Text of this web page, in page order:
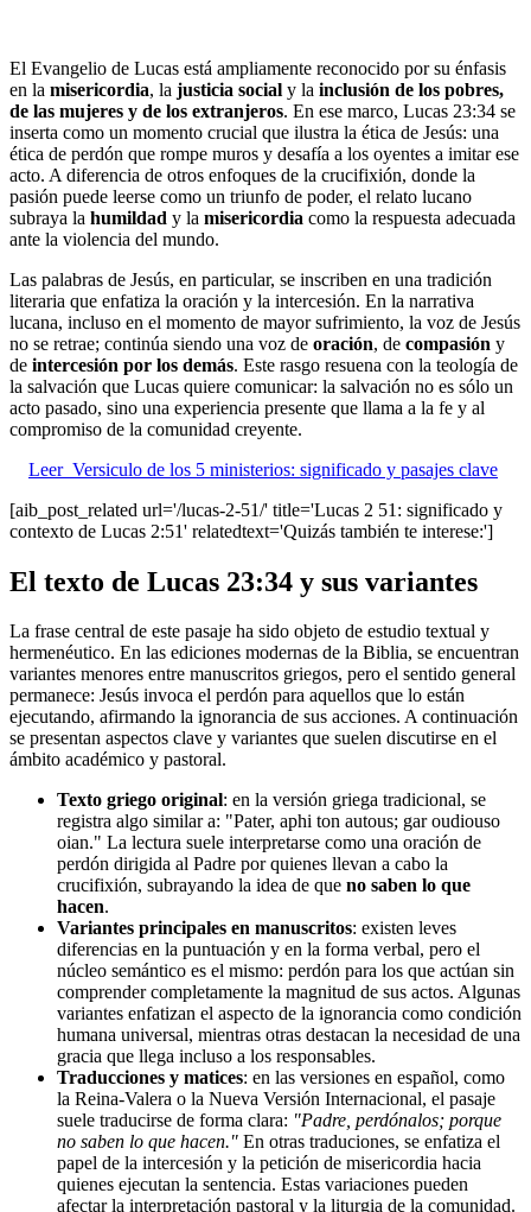
El Evangelio de Lucas está ampliamente reconocido por su énfasis
en la misericordia, la justicia social y la inclusión de los pobres,
de las mujeres y de los extranjeros. En ese marco, Lucas 23:34 se
inserta como un momento crucial que ilustra la ética de Jesús: una
ética de perdón que rompe muros y desafía a los oyentes a imitar ese
acto. A diferencia de otros enfoques de la crucifixión, donde la
pasión puede leerse como un triunfo de poder, el relato lucano
subraya la humildad y la misericordia como la respuesta adecuada
ante la violencia del mundo.
Las palabras de Jesús, en particular, se inscriben en una tradición
literaria que enfatiza la oración y la intercesión. En la narrativa
lucana, incluso en el momento de mayor sufrimiento, la voz de Jesús
no se retrae; continúa siendo una voz de oración, de compasión y
de intercesión por los demás. Este rasgo resuena con la teología de
la salvación que Lucas quiere comunicar: la salvación no es sólo un
acto pasado, sino una experiencia presente que llama a la fe y al
compromiso de la comunidad creyente.
Leer Versiculo de los 5 ministerios: significado y pasajes clave
[aib_post_related url='/lucas-2-51/' title='Lucas 2 51: significado y
contexto de Lucas 2:51' relatedtext='Quizás también te interese:']
El texto de Lucas 23:34 y sus variantes
La frase central de este pasaje ha sido objeto de estudio textual y
hermenéutico. En las ediciones modernas de la Biblia, se encuentran
variantes menores entre manuscritos griegos, pero el sentido general
permanece: Jesús invoca el perdón para aquellos que lo están
ejecutando, afirmando la ignorancia de sus acciones. A continuación
se presentan aspectos clave y variantes que suelen discutirse en el
ámbito académico y pastoral.
Texto griego original: en la versión griega tradicional, se
registra algo similar a: "Pater, aphi ton autous; gar oudiouso
oian." La lectura suele interpretarse como una oración de
perdón dirigida al Padre por quienes llevan a cabo la
crucifixión, subrayando la idea de que no saben lo que
hacen.
Variantes principales en manuscritos: existen leves
diferencias en la puntuación y en la forma verbal, pero el
núcleo semántico es el mismo: perdón para los que actúan sin
comprender completamente la magnitud de sus actos. Algunas
variantes enfatizan el aspecto de la ignorancia como condición
humana universal, mientras otras destacan la necesidad de una
gracia que llega incluso a los responsables.
Traducciones y matices: en las versiones en español, como
la Reina-Valera o la Nueva Versión Internacional, el pasaje
suele traducirse de forma clara: "Padre, perdónalos; porque
no saben lo que hacen." En otras traduciones, se enfatiza el
papel de la intercesión y la petición de misericordia hacia
quienes ejecutan la sentencia. Estas variaciones pueden
afectar la interpretación pastoral y la liturgia de la comunidad.